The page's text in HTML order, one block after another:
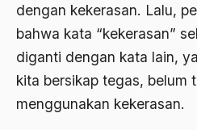
dengan kekerasan. Lalu,
bahwa kata “kekerasan”
diganti dengan kata lain,
kita bersikap tegas, belum
menggunakan kekerasan.
Ahlussunnah
Ahmad Benbella
Ahmad Daudy